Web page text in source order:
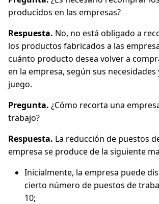
producidos en las empresas?
Respuesta. No, no está obligado a
los productos fabricados a las
cuánto producto desea volver a
en la empresa, según sus
juego.
Pregunta. ¿Cómo recorta una
trabajo?
Respuesta. La reducción de puestos
empresa se produce de la siguiente
Inicialmente, la empresa puede
cierto número de puestos de
10;